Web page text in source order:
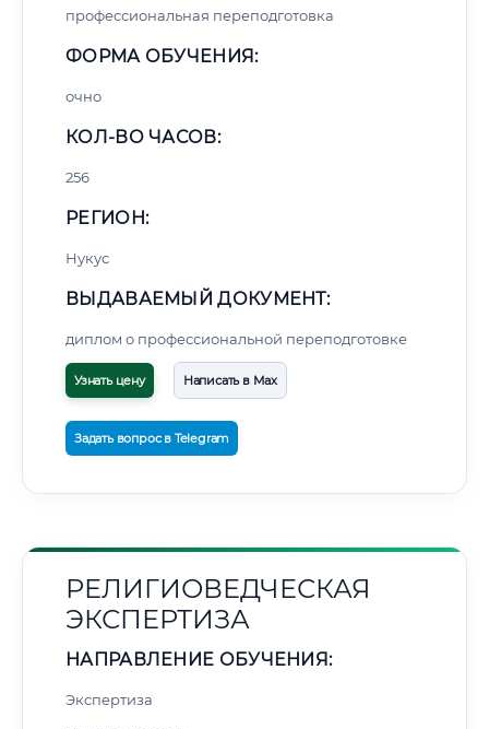
профессиональная переподготовка
ФОРМА ОБУЧЕНИЯ:
очно
КОЛ-ВО ЧАСОВ:
256
РЕГИОН:
Нукус
ВЫДАВАЕМЫЙ ДОКУМЕНТ:
диплом о профессиональной переподготовке
Узнать цену Написать в Max
Задать вопрос в Telegram
РЕЛИГИОВЕДЧЕСКАЯ
ЭКСПЕРТИЗА
НАПРАВЛЕНИЕ ОБУЧЕНИЯ:
Экспертиза